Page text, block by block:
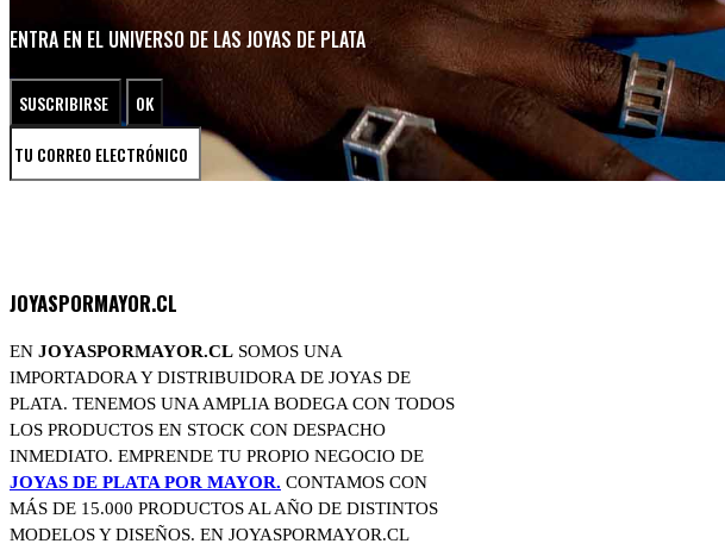
ENTRA EN EL UNIVERSO DE LAS JOYAS DE PLATA
JOYASPORMAYOR.CL
EN JOYASPORMAYOR.CL SOMOS UNA
IMPORTADORA Y DISTRIBUIDORA DE JOYAS DE
PLATA. TENEMOS UNA AMPLIA BODEGA CON TODOS
LOS PRODUCTOS EN STOCK CON DESPACHO
INMEDIATO. EMPRENDE TU PROPIO NEGOCIO DE
JOYAS DE PLATA POR MAYOR. CONTAMOS CON
MÁS DE 15.000 PRODUCTOS AL AÑO DE DISTINTOS
MODELOS Y DISEÑOS. EN JOYASPORMAYOR.CL